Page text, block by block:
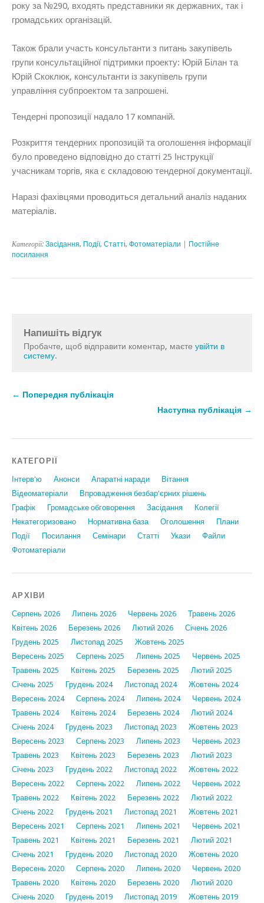
року за №290, входять представники як державних, так і
громадських організацій.
Також брали участь консультанти з питань закупівель
групи консультаційної підтримки проекту: Юрій Білан та
Юрій Скоклюк, консультанти із закупівель групи
управління субпроектом та запрошені.
Тендерні пропозиції надало 17 компаній.
Розкриття тендерних пропозицій та оголошення інформації
було проведено відповідно до статті 25 Інструкції
учасникам торгів, яка є складовою тендерної документації.
Наразі фахівцями проводиться детальний аналіз наданих
матеріалів.
Категорії: Засідання, Події, Статтi, Фотоматеріали
Постійне
посилання
Напишіть відгук
Пробачте, щоб відправити коментар, маєте увійти в
систему.
← Попередня публікація
Наступна публікація →
КАТЕГОРІЇ
Інтерв'ю Анонси Апаратні наради
Вiтання
Відеоматеріали
Впровадження безбар'єрних рішень
Графiк
Громадське обговорення Засідання
Колегії
Некатегоризовано
Нормативна база Оголошення
Плани
Події
Посилання Семінари Статтi Укази
Файли
Фотоматеріали
АРХІВИ
Серпень 2026 Липень 2026 Червень 2026
Травень 2026
Квітень 2026
Березень 2026 Лютий 2026
Січень 2026
Грудень 2025
Листопад 2025
Жовтень 2025
Вересень 2025
Серпень 2025 Липень 2025
Червень 2025
Травень 2025
Квітень 2025 Березень 2025
Лютий 2025
Січень 2025
Грудень 2024 Листопад 2024
Жовтень 2024
Вересень 2024
Серпень 2024 Липень 2024
Червень 2024
Травень 2024
Квітень 2024 Березень 2024
Лютий 2024
Січень 2024
Грудень 2023 Листопад 2023
Жовтень 2023
Вересень 2023
Серпень 2023 Липень 2023
Червень 2023
Травень 2023
Квітень 2023 Березень 2023
Лютий 2023
Січень 2023
Грудень 2022 Листопад 2022
Жовтень 2022
Вересень 2022
Серпень 2022 Липень 2022
Червень 2022
Травень 2022
Квітень 2022 Березень 2022
Лютий 2022
Січень 2022
Грудень 2021 Листопад 2021
Жовтень 2021
Вересень 2021
Серпень 2021 Липень 2021
Червень 2021
Травень 2021
Квітень 2021 Березень 2021
Лютий 2021
Січень 2021
Грудень 2020 Листопад 2020
Жовтень 2020
Вересень 2020
Серпень 2020 Липень 2020
Червень 2020
Травень 2020
Квітень 2020 Березень 2020
Лютий 2020
Січень 2020
Грудень 2019 Листопад 2019 Жовтень 2019